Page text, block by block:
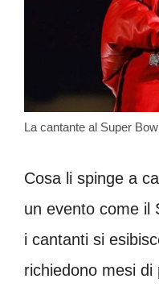
La cantante al Super
Cosa li spinge a
un evento come il
i cantanti si
richiedono mesi